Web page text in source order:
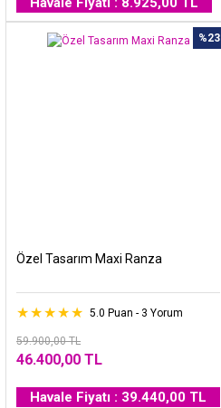
%23
Özel Tasarım Maxi Ranza
5.0 Puan - 3 Yorum
59.900,00 TL
46.400,00 TL
Havale Fiyatı : 39.440,00 TL